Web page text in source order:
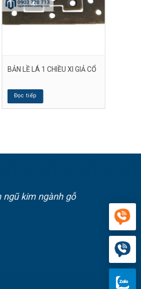
BẢN LỀ LÁ 1 CHIỀU XI GIẢ CỔ
Đọc tiếp
ngũ kim ngành gỗ